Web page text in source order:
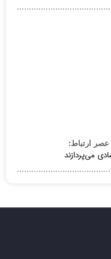
ارتباط:
می‌پردازند